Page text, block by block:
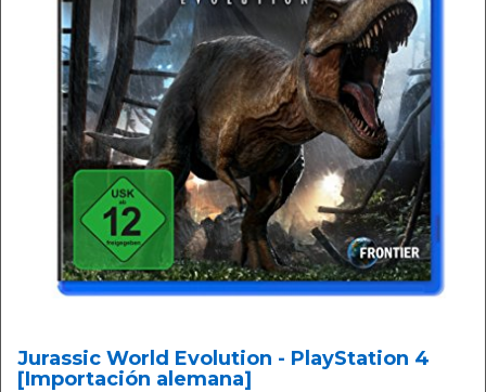
Jurassic World Evolution - PlayStation 4
[Importación alemana]